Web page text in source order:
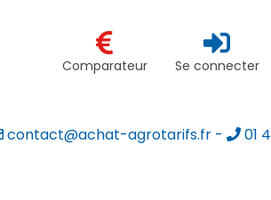
Comparateur Se connecter
contact@achat-agrotarifs.fr - 01